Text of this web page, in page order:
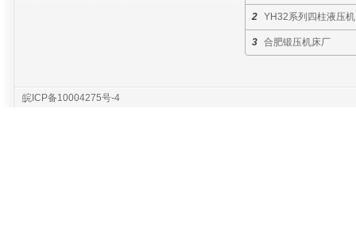
YH32系列四柱液压机
合肥锻压机床厂
皖ICP备10004275号-4